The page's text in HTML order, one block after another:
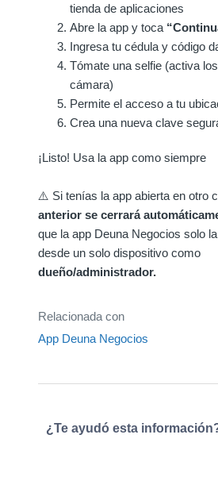
tienda de aplicaciones
Abre la app y toca
Ingresa tu cédula y código
Tómate una selfie (activa
cámara)
Permite el acceso a tu
Crea una nueva clave
¡Listo! Usa la app como siempre
⚠️ Si tenías la app abierta en otro
anterior se cerrará
que la app Deuna Negocios solo
desde un solo dispositivo como
dueño/administrador.
Relacionada con
App Deuna Negocios
¿Te ayudó esta